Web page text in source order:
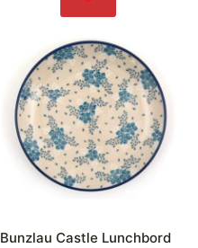
Bunzlau Castle Lunchbord